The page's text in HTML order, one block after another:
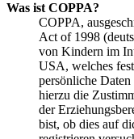
Was ist COPPA?
COPPA,
Act of 1998
von Kindern im
USA, welches
persönliche
hierzu die
der
bist, ob dies auf